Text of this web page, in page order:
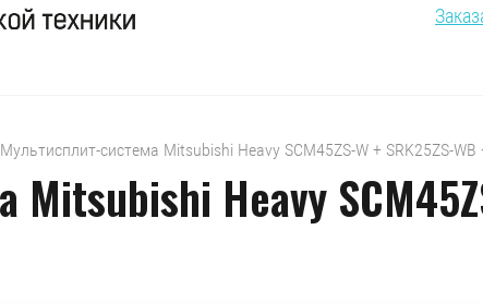
Мультисплит-система Mitsubishi Heavy SCM45ZS-W + SRK25ZS-
Heavy